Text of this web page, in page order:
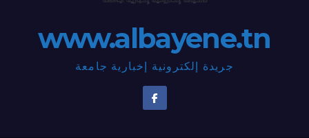
www.albayene.tn
جريدة إلكترونية إخبارية جامعة